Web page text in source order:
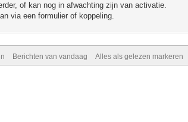
of kan nog in afwachting zijn van activatie.
via een formulier of koppeling.
Berichten van vandaag Alles als gelezen markeren